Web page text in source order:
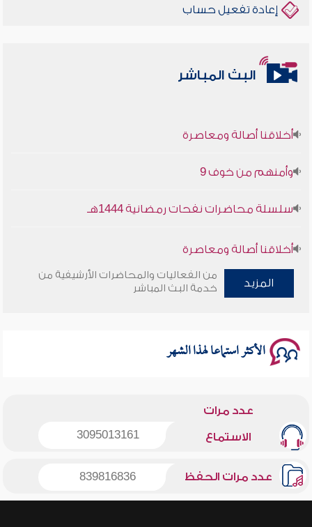
إعادة تفعيل حساب
البث المباشر
أخلاقنا أصالة ومعاصرة
وأمنهم من خوف 9
سلسلة محاضرات نفحات رمضانية 1444هـ
أخلاقنا أصالة ومعاصرة
وأمنهم من خوف 9
المزيد
من الفعاليات والمحاضرات الأرشيفية من
خدمة البث المباشر
الأكثر استماعا لهذا الشهر
عدد مرات
الاستماع 3095013161
عدد مرات الحفظ 839816836